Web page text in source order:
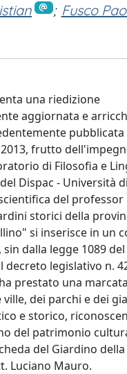
; Fusco
una riedizione
aggiornata e
frutto
di Filosofia e
Dispac - Università
del professor
storici della
si inserisce in un
dalla legge 1089 del
decreto legislativo n.
prestato una
dei parchi e dei
e storico,
del patrimonio
del Giardino
Luciano Mauro.